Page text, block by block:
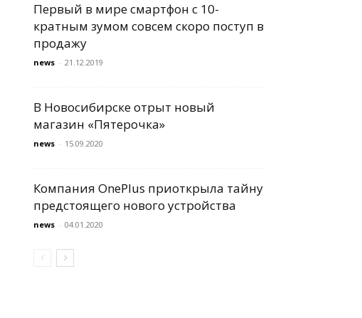
Первый в мире смартфон с 10-
кратным зумом совсем скоро поступ в
продажу
news - 21.12.2019
В Новосибирске отрыт новый
магазин «Пятерочка»
news - 15.09.2020
Компания OnePlus приоткрыла тайну
предстоящего нового устройства
news - 04.01.2020